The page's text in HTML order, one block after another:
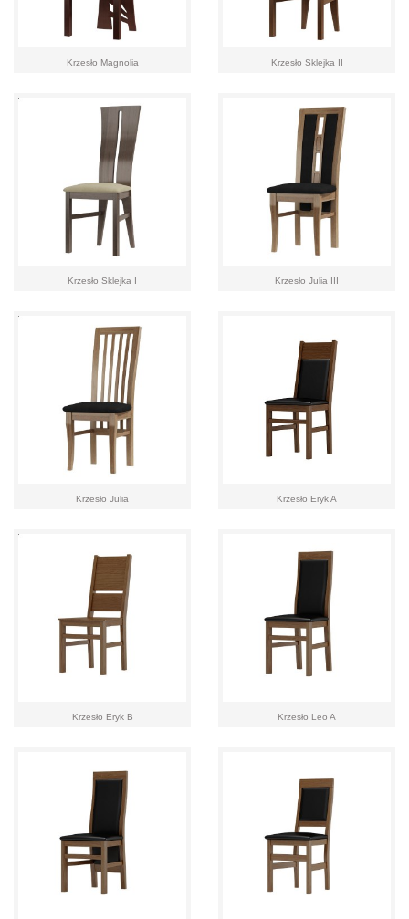
Krzesło Magnolia Krzesło Sklejka II
Krzesło Sklejka I Krzesło Julia III
Krzesło Julia Krzesło Eryk A
Krzesło Eryk B Krzesło Leo A